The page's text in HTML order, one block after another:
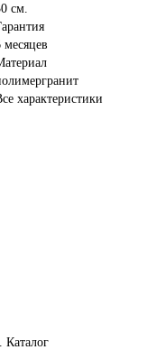
см.
месяцев
характеристики
Каталог